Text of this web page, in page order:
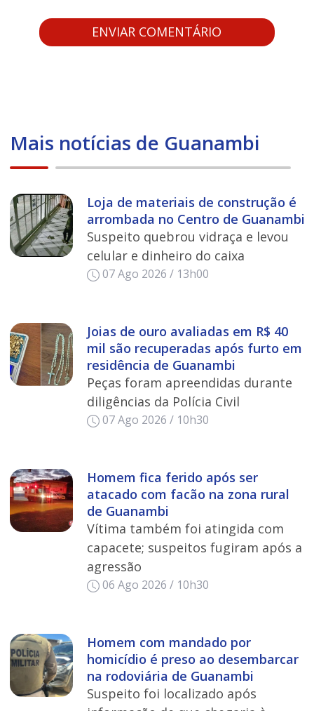
Mais notícias de Guanambi
Loja de materiais de construção é
arrombada no Centro de Guanambi
Suspeito quebrou vidraça e levou
celular e dinheiro do caixa
07 Ago 2026 / 13h00
Joias de ouro avaliadas em R$ 40
mil são recuperadas após furto em
residência de Guanambi
Peças foram apreendidas durante
diligências da Polícia Civil
07 Ago 2026 / 10h30
Homem fica ferido após ser
atacado com facão na zona rural
de Guanambi
Vítima também foi atingida com
capacete; suspeitos fugiram após a
agressão
06 Ago 2026 / 10h30
Homem com mandado por
homicídio é preso ao desembarcar
na rodoviária de Guanambi
Suspeito foi localizado após